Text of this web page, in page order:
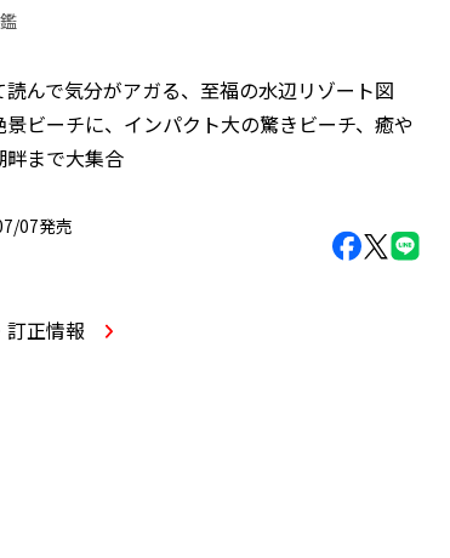
読んで気分がアガる、至福の水辺リゾート図
景ビーチに、インパクト大の驚きビーチ、癒や
畔まで大集合
07発売
訂正情報